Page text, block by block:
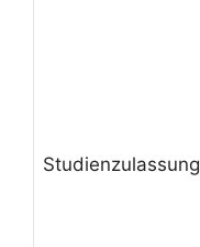
Studienzulassung